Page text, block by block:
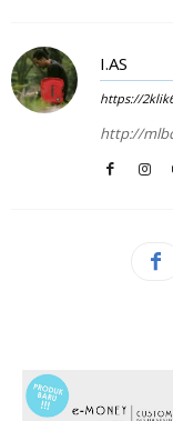
I.AS
https://
http://